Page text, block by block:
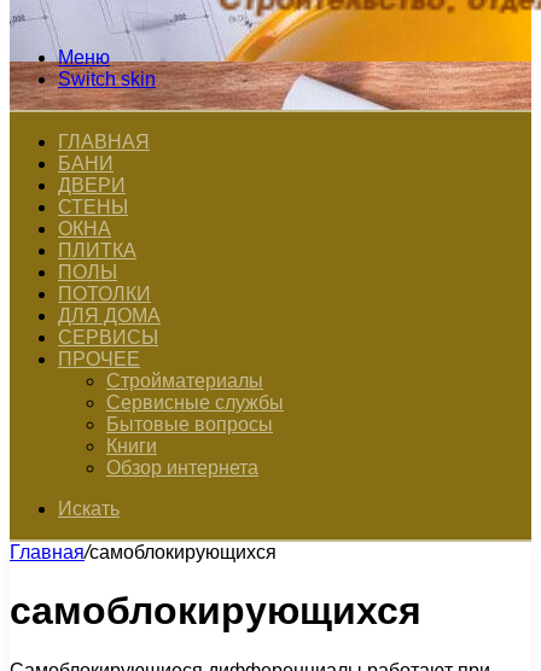
Меню
Switch skin
ГЛАВНАЯ
БАНИ
ДВЕРИ
СТЕНЫ
ОКНА
ПЛИТКА
ПОЛЫ
ПОТОЛКИ
ДЛЯ ДОМА
СЕРВИСЫ
ПРОЧЕЕ
Стройматериалы
Сервисные службы
Бытовые вопросы
Книги
Обзор интернета
Искать
Главная/самоблокирующихся
самоблокирующихся